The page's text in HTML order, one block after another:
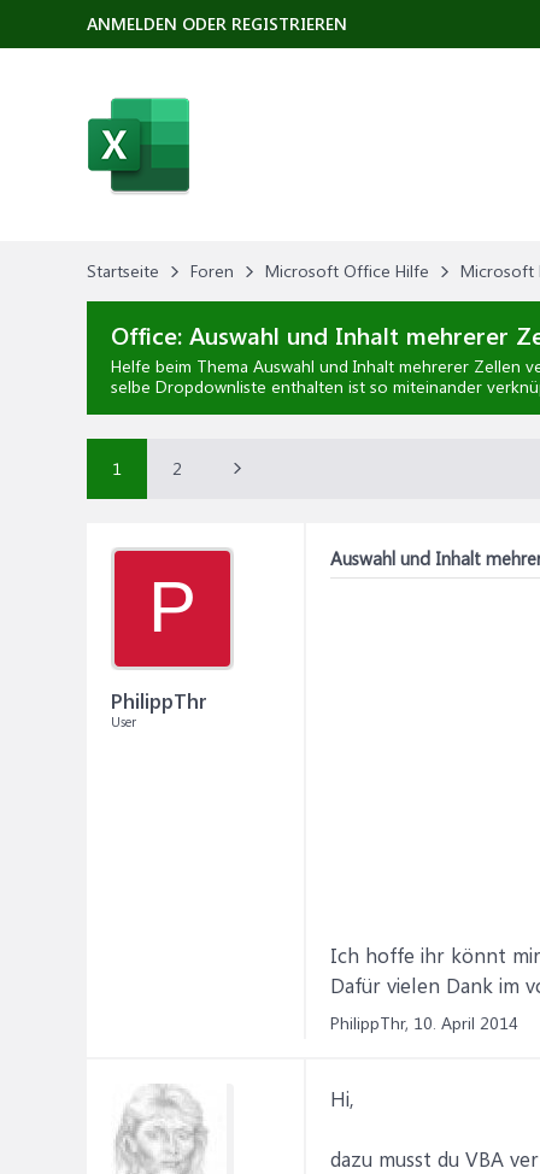
Startseite Foren Microsoft Office Hilfe Microsoft
Office: Auswahl und Inhalt mehrerer
Helfe beim Thema Auswahl und Inhalt mehrerer Zellen
selbe Dropdownliste enthalten ist so miteinander
1 2
P
PhilippThr
User
Auswahl und Inhalt
Ich hoffe ihr könnt mir
Dafür vielen Dank im
PhilippThr, 10. April 2014
Hi,
dazu musst du VBA
ANMELDEN ODER REGISTRIEREN